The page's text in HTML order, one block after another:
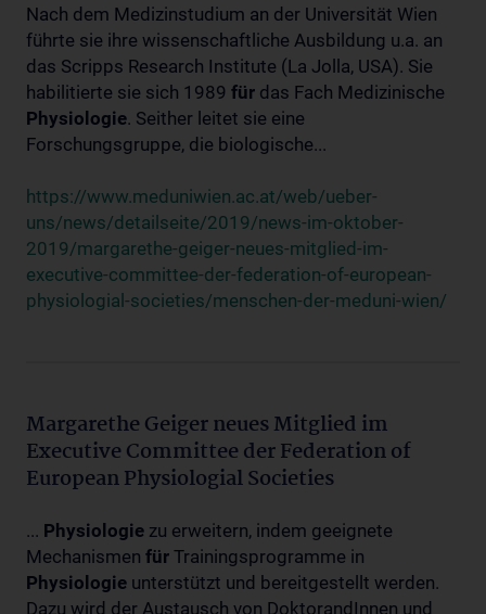
Nach dem Medizinstudium an der Universität Wien
führte sie ihre wissenschaftliche Ausbildung u.a. an
das Scripps Research Institute (La Jolla, USA). Sie
habilitierte sie sich 1989 für das Fach Medizinische
Physiologie. Seither leitet sie eine
Forschungsgruppe, die biologische...
https://www.meduniwien.ac.at/web/ueber-
uns/news/detailseite/2019/news-im-oktober-
2019/margarethe-geiger-neues-mitglied-im-
executive-committee-der-federation-of-european-
physiologial-societies/menschen-der-meduni-wien/
Margarethe Geiger neues Mitglied im
Executive Committee der Federation of
European Physiologial Societies
... Physiologie zu erweitern, indem geeignete
Mechanismen für Trainingsprogramme in
Physiologie unterstützt und bereitgestellt werden.
Dazu wird der Austausch von DoktorandInnen und